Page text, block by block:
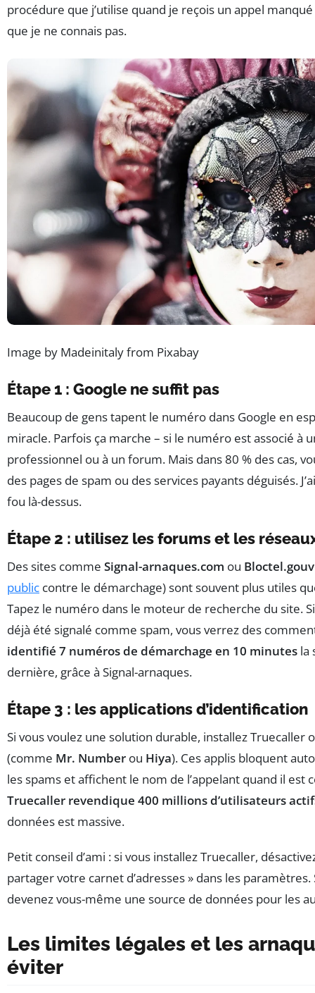
procédure que j’utilise quand je reçois un appel
que je ne connais pas.
Image by Madeinitaly from Pixabay
Étape 1 : Google ne suffit pas
Beaucoup de gens tapent le numéro dans Google en
miracle. Parfois ça marche – si le numéro est associé à
professionnel ou à un forum. Mais dans 80 % des cas,
des pages de spam ou des services payants déguisés.
fou là-dessus.
Étape 2 : utilisez les forums et les
Des sites comme Signal-arnaques.com ou
public contre le démarchage) sont souvent plus utiles
Tapez le numéro dans le moteur de recherche du site.
déjà été signalé comme spam, vous verrez des
identifié 7 numéros de démarchage en 10 minutes la
dernière, grâce à Signal-arnaques.
Étape 3 : les applications d’identification
Si vous voulez une solution durable, installez Truecaller
(comme Mr. Number ou Hiya). Ces applis bloquent
les spams et affichent le nom de l’appelant quand il est
Truecaller revendique 400 millions d’utilisateurs
données est massive.
Petit conseil d’ami : si vous installez Truecaller,
partager votre carnet d’adresses » dans les paramètres.
devenez vous-même une source de données pour les
Les limites légales et les
éviter